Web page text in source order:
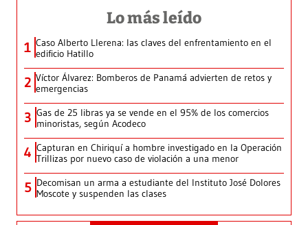
Lo más leído
1 Caso Alberto Llerena: las claves del enfrentamiento en el
edificio Hatillo
2 Víctor Álvarez: Bomberos de Panamá advierten de retos y
emergencias
3 Gas de 25 libras ya se vende en el 95% de los comercios
minoristas, según Acodeco
4 Capturan en Chiriquí a hombre investigado en la Operación
Trillizas por nuevo caso de violación a una menor
5 Decomisan un arma a estudiante del Instituto José Dolores
Moscote y suspenden las clases